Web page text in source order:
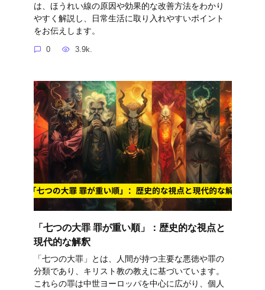
は、ほうれい線の原因や効果的な改善方法をわかり
やすく解説し、日常生活に取り入れやすいポイント
をお伝えします。
0 3.9k.
「七つの大罪 罪が重い順」：歴史的な視点と
現代的な解釈
「七つの大罪」とは、人間が持つ主要な悪徳や罪の
分類であり、キリスト教の教えに基づいています。
これらの罪は中世ヨーロッパを中心に広がり、個人